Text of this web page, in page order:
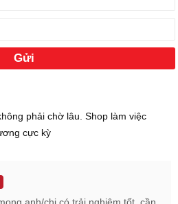
ra mắt toàn cầu vào ngày
17T. Và sau đó máy cũng ra mắt tại
phải chờ lâu. Shop làm việc
cực kỳ